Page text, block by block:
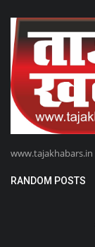
www.tajakhabars.in
RANDOM POSTS